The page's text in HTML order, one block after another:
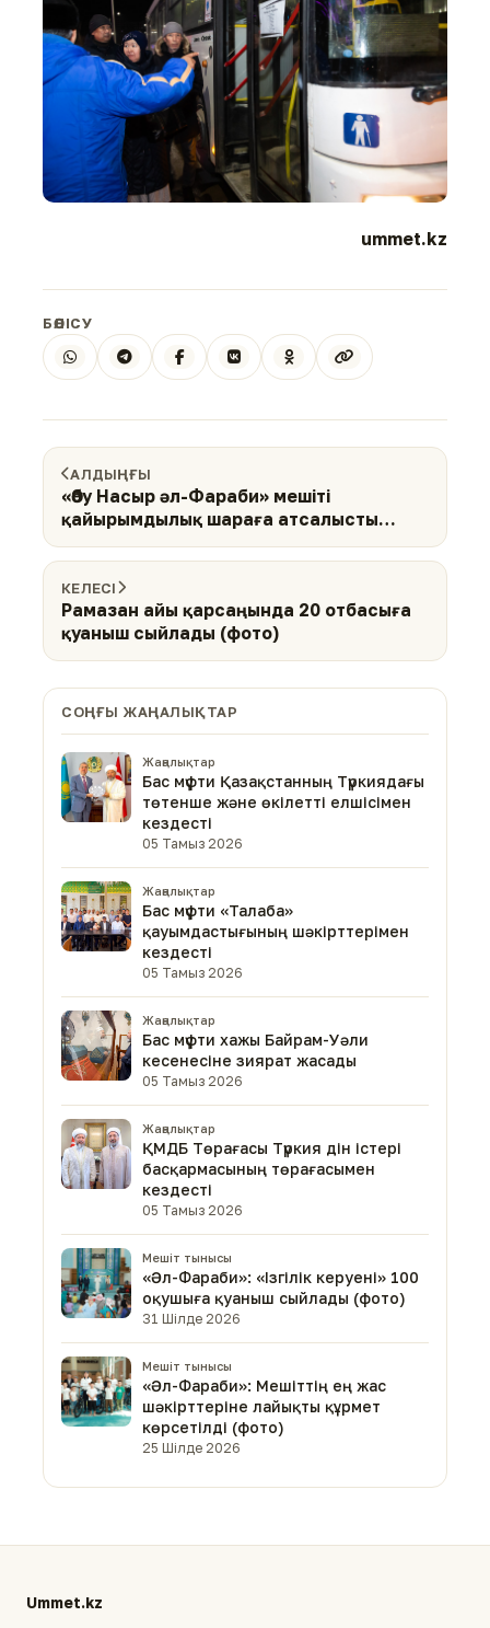
ummet.kz
БӨЛІСУ
АЛДЫҢҒЫ
«Әбу Насыр әл-Фараби» мешіті
қайырымдылық шараға атсалысты
(фото)
КЕЛЕСІ
Рамазан айы қарсаңында 20 отбасыға
қуаныш сыйлады (фото)
СОҢҒЫ ЖАҢАЛЫҚТАР
Жаңалықтар
Бас мүфти Қазақстанның Түркиядағы
төтенше және өкілетті елшісімен
кездесті
05 Тамыз 2026
Жаңалықтар
Бас мүфти «Талаба»
қауымдастығының шәкірттерімен
кездесті
05 Тамыз 2026
Жаңалықтар
Бас мүфти хажы Байрам-Уәли
кесенесіне зиярат жасады
05 Тамыз 2026
Жаңалықтар
ҚМДБ Төрағасы Түркия дін істері
басқармасының төрағасымен
кездесті
05 Тамыз 2026
Мешіт тынысы
«Әл-Фараби»: «Ізгілік керуені» 100
оқушыға қуаныш сыйлады (фото)
31 Шілде 2026
Мешіт тынысы
«Әл-Фараби»: Мешіттің ең жас
шәкірттеріне лайықты құрмет
көрсетілді (фото)
25 Шілде 2026
Ummet.kz